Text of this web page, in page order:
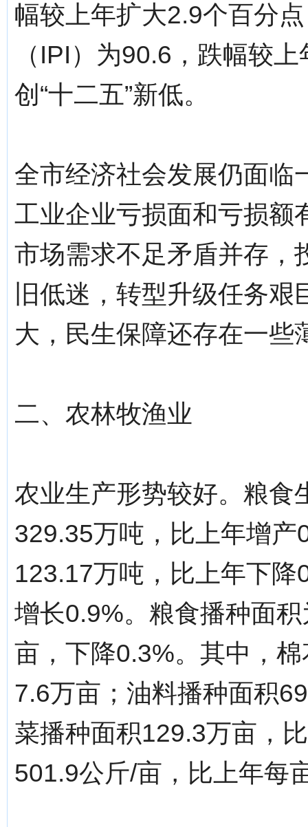
幅较上年扩大2.9个百分
（IPI）为90.6，跌幅较
创“十二五”新低。
全市经济社会发展仍面临
工业企业亏损面和亏损额
市场需求不足矛盾并存，
旧低迷，转型升级任务
大，民生保障还存在一些
二、农林牧渔业
农业生产形势较好。粮食
329.35万吨，比上年增
123.17万吨，比上年下
增长0.9%。粮食播种面
亩，下降0.3%。其中，
7.6万亩；油料播种面积
菜播种面积129.3万亩，
501.9公斤/亩，比上年每